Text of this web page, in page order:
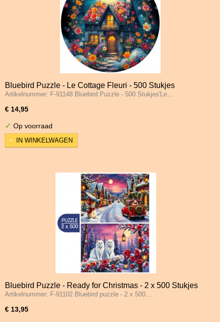
Bluebird Puzzle - Le Cottage Fleuri - 500 Stukjes
Artikelnummer: F-91148 Bluebird Puzzle - 500 Stukjes'Le…
€ 14,95
✓ Op voorraad
IN WINKELWAGEN
Bluebird Puzzle - Ready for Christmas - 2 x 500 Stukjes
Artikelnummer: F-91102 Bluebird puzzle - 2 x 500…
€ 13,95